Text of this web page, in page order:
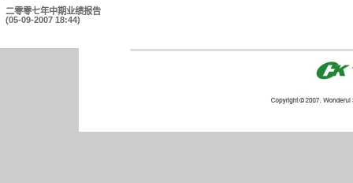
二零零七年中期业绩报告
(05-09-2007 18:44)